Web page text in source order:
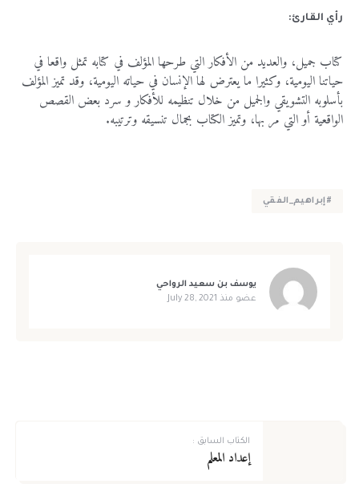
رأي القارئ:
كتاب جميل، والعديد من الأفكار التي طرحها المؤلف في كتابه تمثل واقعا في
حياتنا اليومية، وكثيرا ما يعترض لها الإنسان في حياته اليومية، وقد تميز المؤلف
بأسلوبه التشويقي والجميل من خلال تنظيمه للأفكار و سرد بعض القصص
الواقعية أو التي مر بها، وتميز الكتاب بجمال تنسيقه وترتيبه.
#إبراهيم_الفقي
يوسف بن سعيد الرواحي
عضو منذ July 28, 2021
الكتاب السابق :
إعداد المعلم
لا يوجد لديك حساب ؟